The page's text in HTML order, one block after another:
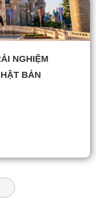
NGHIỆM
BẢN